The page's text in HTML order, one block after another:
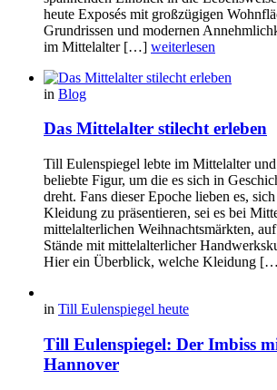
heute Exposés mit großzügigen
Grundrissen und modernen
im Mittelalter […] weiterlesen
in Blog
Das Mittelalter stilecht erleben
Till Eulenspiegel lebte im Mittelalter
beliebte Figur, um die es sich in
dreht. Fans dieser Epoche lieben es,
Kleidung zu präsentieren, sei es bei
mittelalterlichen Weihnachtsmärkten,
Stände mit mittelalterlicher
Hier ein Überblick, welche Kleidung
in Till Eulenspiegel heute
Till Eulenspiegel: Der Imbiss
Hannover